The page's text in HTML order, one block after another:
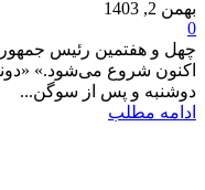
بهمن 2, 1403
0
چهل و هفتمین رئیس
اکنون شروع می‌شود.»
دوشنبه و پس از سوگن...
ادامه مطلب